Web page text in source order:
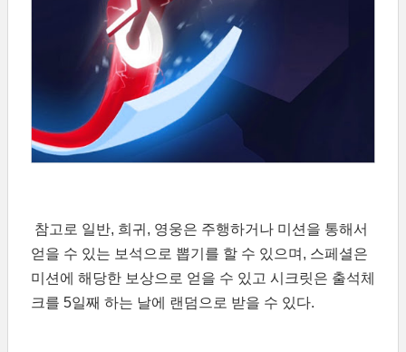
참고로 일반, 희귀, 영웅은 주행하거나 미션을 통해서
얻을 수 있는 보석으로 뽑기를 할 수 있으며, 스페셜은
미션에 해당한 보상으로 얻을 수 있고 시크릿은 출석체
크를 5일째 하는 날에 랜덤으로 받을 수 있다.